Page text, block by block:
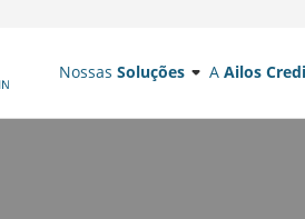
Nossas Soluções A Ailos